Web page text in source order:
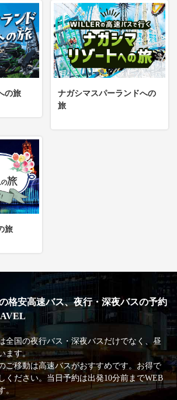
の旅
ナガシマスパーランドへの
旅
旅
格安高速バス、夜行・深夜バスの予約
全国の夜行バス・深夜バスだけでなく、昼
ます。
ご移動は高速バスがおすすめです。お得で
ください。当日予約は出発10分前までWEB
。